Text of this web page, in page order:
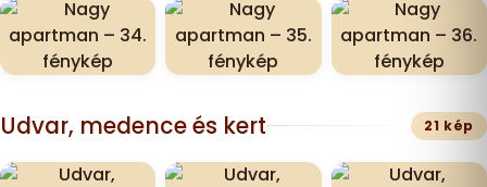
Udvar, medence és kert 21 kép